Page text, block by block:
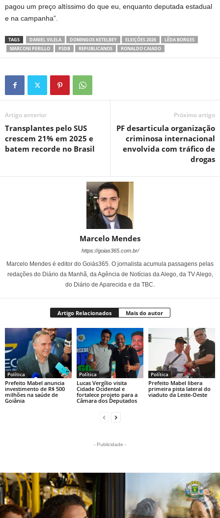
pagou um preço altíssimo do que eu, enquanto deputada estadual
e na campanha”.
TAGS DANIEL VILELA DOMINGOS KETELBEY ELEIÇÕES 2026
LÊDA BORGES
MARCONI PERILLO
PSDB REPUBLICANOS RONALDO CAIADO
Artigo anterior
Transplantes pelo SUS
crescem 21% em 2025 e
batem recorde no Brasil
Próximo artigo
PF desarticula organização
criminosa internacional
envolvida com tráfico de
drogas
Marcelo Mendes
https://goias365.com.br/
Marcelo Mendes é editor do Goiás365. O jornalista acumula passagens pelas
redações do Diário da Manhã, da Agência de Notícias da Alego, da TV Alego,
do Diário de Aparecida e da TBC.
Artigo Relacionados Mais do autor
Política
Prefeito Mabel anuncia
investimento de R$ 500
milhões na saúde de
Goiânia
Política
Lucas Vergílio visita
Cidade Ocidental e
fortalece projeto para a
Câmara dos Deputados
Política
Prefeito Mabel libera
primeira pista lateral do
viaduto da Leste-Oeste
- Publicidade -